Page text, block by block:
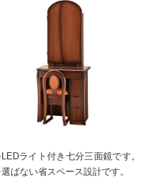
ライト付き七分三面鏡です。
ばない省スペース設計です。